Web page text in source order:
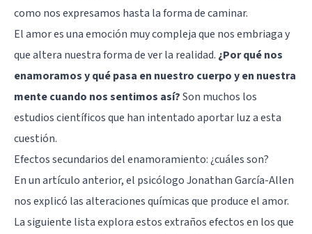
como nos expresamos hasta la forma de caminar.
El amor es una emoción muy compleja que nos embriaga y
que altera nuestra forma de ver la realidad. ¿Por qué nos
enamoramos y qué pasa en nuestro cuerpo y en nuestra
mente cuando nos sentimos así?Son muchos los
estudios científicos que han intentado aportar luz a esta
cuestión.
Efectos secundarios del enamoramiento: ¿cuáles son?
En un artículo anterior, el psicólogoJonathan García-Allen
nos explicó las alteraciones químicas que produce el amor.
La siguiente lista explora estos extraños efectos en los que